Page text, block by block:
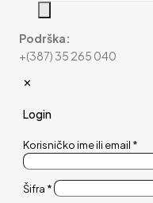
Podrška:
+(387) 35 265 040
✕
Login
Korisničko ime ili email *
Šifra *